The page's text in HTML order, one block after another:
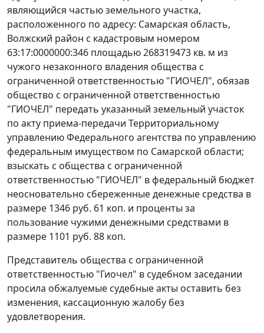
являющийся частью земельного участка,
расположенного по адресу: Самарская область,
Волжский район с кадастровым номером
63:17:0000000:346 площадью 268319473 кв. м из
чужого незаконного владения общества с
ограниченной ответственностью "ГИОЧЕЛ", обязав
общество с ограниченной ответственностью
"ГИОЧЕЛ" передать указанный земельный участок
по акту приема-передачи Территориальному
управлению Федерального агентства по управлению
федеральным имуществом по Самарской области;
взыскать с общества с ограниченной
ответственностью "ГИОЧЕЛ" в федеральный бюджет
неосновательно сбереженные денежные средства в
размере 1346 руб. 61 коп. и проценты за
пользование чужими денежными средствами в
размере 1101 руб. 88 коп.
Представитель общества с ограниченной
ответственностью "Гиочел" в судебном заседании
просила обжалуемые судебные акты оставить без
изменения, кассационную жалобу без
удовлетворения.